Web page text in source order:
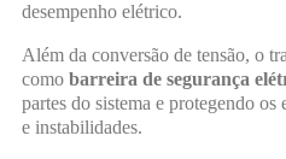
desempenho elétrico.
Além da conversão de tensão, o
como barreira de segurança
partes do sistema e protegendo os
e instabilidades.